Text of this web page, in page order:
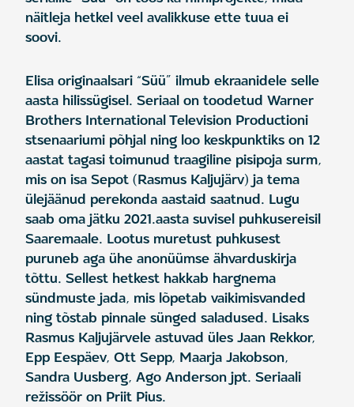
näitleja hetkel veel avalikkuse ette tuua ei
soovi.
Elisa originaalsari “Süü” ilmub ekraanidele selle
aasta hilissügisel. Seriaal on toodetud Warner
Brothers International Television Productioni
stsenaariumi põhjal ning loo keskpunktiks on 12
aastat tagasi toimunud traagiline pisipoja surm,
mis on isa Sepot (Rasmus Kaljujärv) ja tema
ülejäänud perekonda aastaid saatnud. Lugu
saab oma jätku 2021.aasta suvisel puhkusereisil
Saaremaale. Lootus muretust puhkusest
puruneb aga ühe anonüümse ähvarduskirja
tõttu. Sellest hetkest hakkab hargnema
sündmuste jada, mis lõpetab vaikimisvanded
ning tõstab pinnale sünged saladused. Lisaks
Rasmus Kaljujärvele astuvad üles Jaan Rekkor,
Epp Eespäev, Ott Sepp, Maarja Jakobson,
Sandra Uusberg, Ago Anderson jpt. Seriaali
režissöör on Priit Pius.